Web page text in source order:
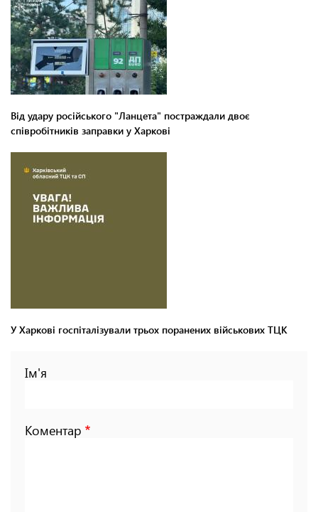
Від удару російського "Ланцета" постраждали двоє
співробітників заправки у Харкові
У Харкові госпіталізували трьох поранених військових ТЦК
Ім'я
Коментар